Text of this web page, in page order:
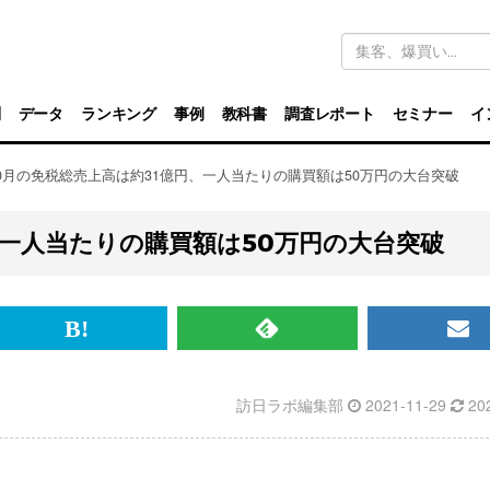
キ
ワ
ド
検
索
データ ランキング 事例 教科書 調査レポート セミナー イ
の免税総売上高は約31億円、一人当たりの購買額は50万円の大台突破
人当たりの購買額は50万円の大台突破
は
ブ
RSS
記
事
メ
マ
ガ
訪日ラボ編集部 2021-11-29